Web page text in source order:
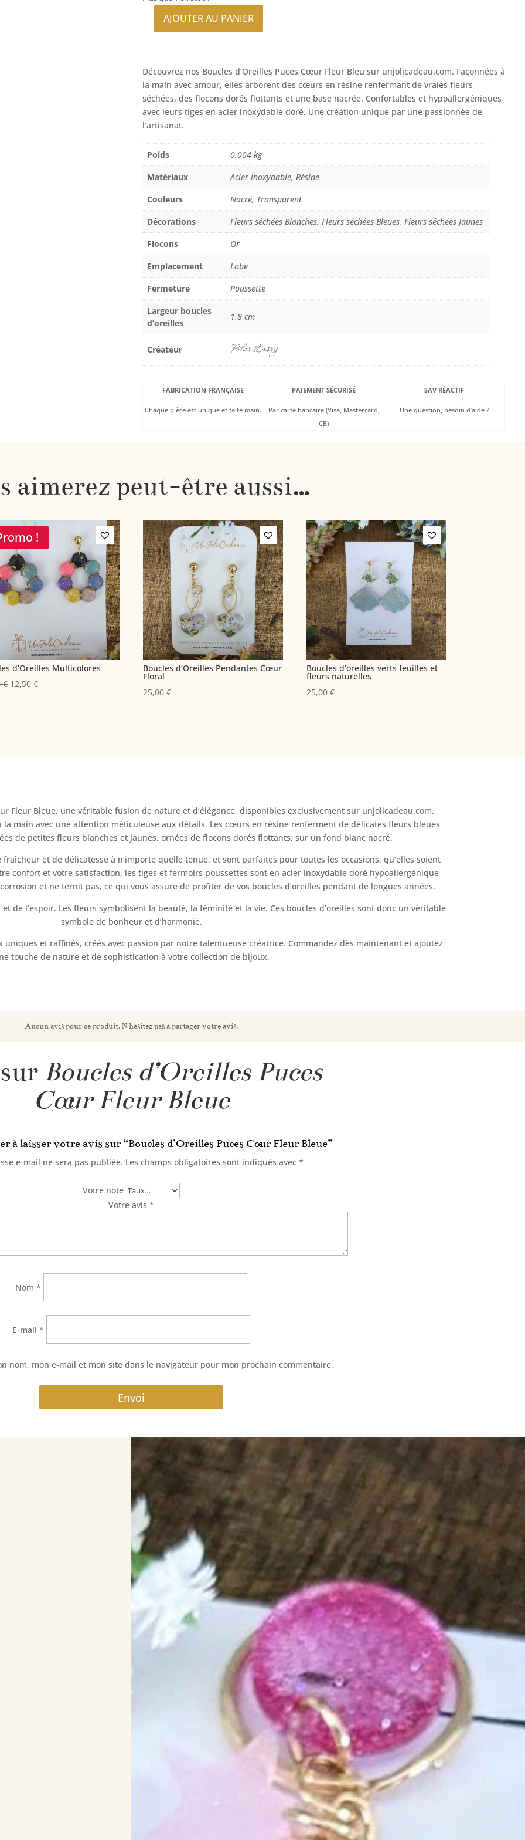
était :
25,00 €.
est :
12,50 €.
quantitéAJOUTER AU PANIER
Découvrez nos Boucles d’Oreilles Puces Cœur Fleur Bleu sur unjolicadeau.com. Façonnées à
la main avec amour, elles arborent des cœurs en résine renfermant de vraies fleurs
séchées, des flocons dorés flottants et une base nacrée. Confortables et hypoallergéniques
avec leurs tiges en acier inoxydable doré. Une création unique par une passionnée de
l’artisanat.
Poids
0,004 kg
Matériaux
Acier inoxydable, Résine
Couleurs
Nacré, Transparent
Décorations
Fleurs séchées Blanches, Fleurs séchées Bleues, Fleurs séchées Jaunes
Flocons
Or
Emplacement
Lobe
Fermeture
Poussette
Largeur boucles
d’oreilles
1.8 cm
Créateur Pilar Lasry
FABRICATION FRANÇAISE
Chaque pièce est unique et faite main.
PAIEMENT SÉCURISÉ
Par carte bancaire (Visa, Mastercard,
CB)
SAV RÉACTIF
Une question, besoin d’aide ?
aimerez peut-être aussi…
!
d’Oreilles Multicolores
€ Le
12,50€Le
Boucles d’Oreilles Pendantes Cœur
Floral
25,00€
Boucles d’oreilles verts feuilles et
fleurs naturelles
25,00€
Fleur Bleue, une véritable fusion de nature et d’élégance, disponibles exclusivement sur unjolicadeau.com.
main avec une attention méticuleuse aux détails. Les cœurs en résine renferment de délicates fleurs bleues
de petites fleurs blanches et jaunes, ornées de flocons dorés flottants, sur un fond blanc nacré.
et de délicatesse à n’importe quelle tenue, et sont parfaites pour toutes les occasions, qu’elles soient
confort et votre satisfaction, les tiges et fermoirs poussettes sont en acier inoxydable doré hypoallergénique
et ne ternit pas, ce qui vous assure de profiter de vos boucles d’oreilles pendant de longues années.
de l’espoir. Les fleurs symbolisent la beauté, la féminité et la vie. Ces boucles d’oreilles sont donc un véritable
symbole de bonheur et d’harmonie.
et raffinés, créés avec passion par notre talentueuse créatrice. Commandez dès maintenant et ajoutez
touche de nature et de sophistication à votre collection de bijoux.
Aucun avis pour ce produit. N'hésitez pas à partager votre avis.
Boucles d’Oreilles Puces
Cœur Fleur Bleue
à laisser votre avis sur “Boucles d’Oreilles Puces Cœur Fleur Bleue”
e-mail ne sera pas publiée. Les champs obligatoires sont indiqués avec *
Votre note
Votre avis *
Nom*
E-mail*
nom, mon e-mail et mon site dans le navigateur pour mon prochain commentaire.
Envoi